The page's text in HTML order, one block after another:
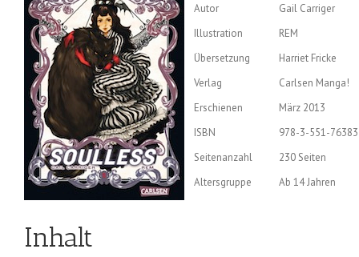
Autor
Gail Carriger
Illustration
REM
Übersetzung
Harriet Fricke
Verlag
Carlsen Manga!
Erschienen
März 2013
ISBN
978-3-551-
Seitenanzahl
230 Seiten
Altersgruppe
Ab 14 Jahren
Inhalt